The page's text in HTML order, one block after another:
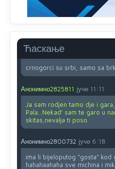
Ћаскање
Анонимно2553747 8/8/2026
muvjerujem.tekmi je 50
Анонимно2800732
crnogorci su srbi, samo sa
Анонимно2825811 јуче 11:11
Ja sam rodjen tamo dje i
Pala...Nekad' sam te garo u
skitas,nevalja ti poso.
Анонимно2800732 јуче 6:18
ima li bijeloputog "gosta" kod
hahahaahaha sve michina i